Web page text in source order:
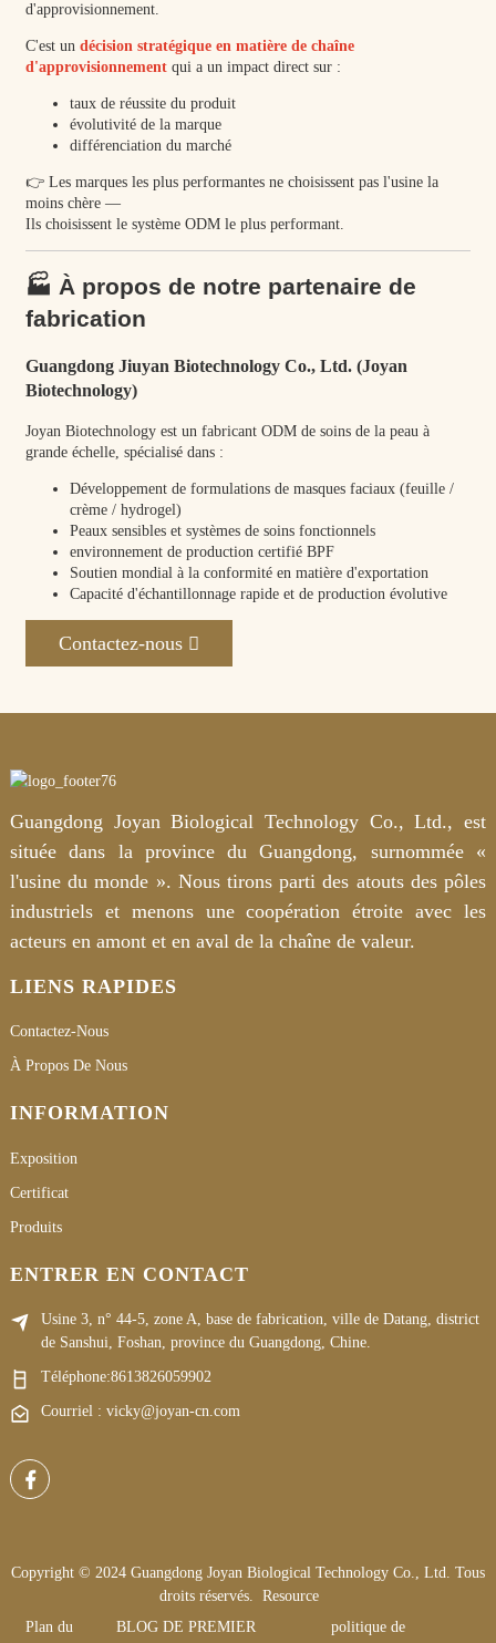
d'approvisionnement.
C'est un décision stratégique en matière de chaîne
d'approvisionnementqui a un impact direct sur :
taux de réussite du produit
évolutivité de la marque
différenciation du marché
👉 Les marques les plus performantes ne choisissent pas l'usine la
moins chère —
Ils choisissent le système ODM le plus performant.
🏭 À propos de notre partenaire de
fabrication
Guangdong Jiuyan Biotechnology Co., Ltd. (Joyan
Biotechnology)
Joyan Biotechnology est un fabricant ODM de soins de la peau à
grande échelle, spécialisé dans :
Développement de formulations de masques faciaux (feuille /
crème / hydrogel)
Peaux sensibles et systèmes de soins fonctionnels
environnement de production certifié BPF
Soutien mondial à la conformité en matière d'exportation
Capacité d'échantillonnage rapide et de production évolutive
Contactez-nous
Guangdong Joyan Biological Technology Co., Ltd., est
située dans la province du Guangdong, surnommée «
l'usine du monde ». Nous tirons parti des atouts des pôles
industriels et menons une coopération étroite avec les
acteurs en amont et en aval de la chaîne de valeur.
LIENS RAPIDES
Contactez-Nous
À Propos De Nous
INFORMATION
Exposition
Certificat
Produits
ENTRER EN CONTACT
Usine 3, n° 44-5, zone A, base de fabrication, ville de Datang, district
de Sanshui, Foshan, province du Guangdong, Chine.
Téléphone:8613826059902
Courriel : vicky@joyan-cn.com
Copyright © 2024 Guangdong Joyan Biological Technology Co., Ltd. Tous
droits réservés.
Resource
Plan du
BLOG DE PREMIER
politique de